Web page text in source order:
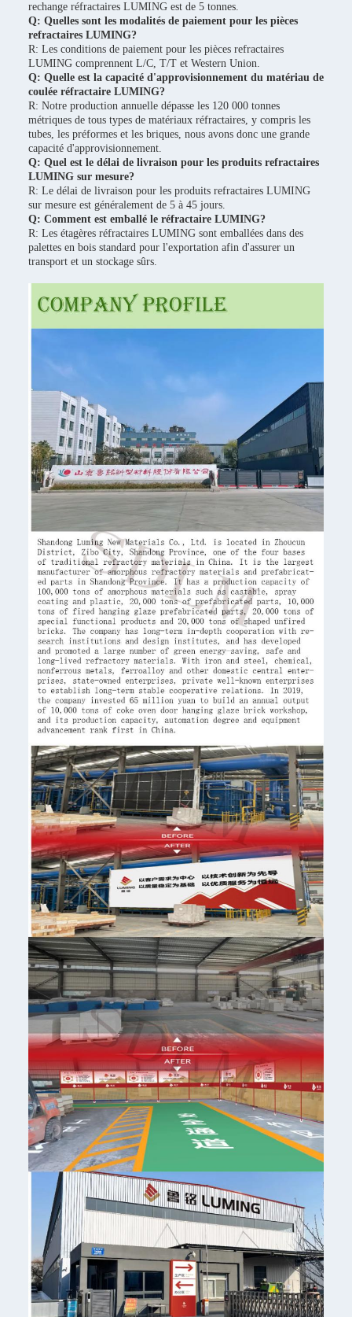
rechange réfractaires LUMING est de 5 tonnes.
Q: Quelles sont les modalités de paiement pour les pièces
refractaires LUMING?
R: Les conditions de paiement pour les pièces refractaires
LUMING comprennent L/C, T/T et Western Union.
Q: Quelle est la capacité d'approvisionnement du matériau de
coulée réfractaire LUMING?
R: Notre production annuelle dépasse les 120 000 tonnes
métriques de tous types de matériaux réfractaires, y compris les
tubes, les préformes et les briques, nous avons donc une grande
capacité d'approvisionnement.
Q: Quel est le délai de livraison pour les produits refractaires
LUMING sur mesure?
R: Le délai de livraison pour les produits refractaires LUMING
sur mesure est généralement de 5 à 45 jours.
Q: Comment est emballé le réfractaire LUMING?
R: Les étagères réfractaires LUMING sont emballées dans des
palettes en bois standard pour l'exportation afin d'assurer un
transport et un stockage sûrs.